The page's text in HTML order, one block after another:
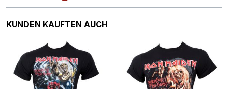
Produktgalerie überspringen
KUNDEN KAUFTEN AUCH